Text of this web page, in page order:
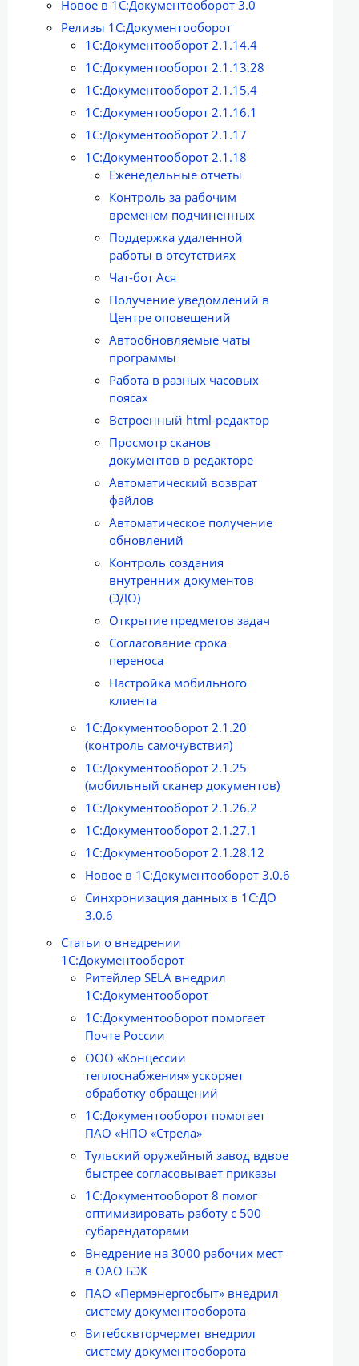
Новое в 1С:Документооборот 3.0
Релизы 1С:Документооборот
1С:Документооборот 2.1.14.4
1С:Документооборот 2.1.13.28
1С:Документооборот 2.1.15.4
1С:Документооборот 2.1.16.1
1С:Документооборот 2.1.17
1С:Документооборот 2.1.18
Еженедельные отчеты
Контроль за рабочим
временем подчиненных
Поддержка удаленной
работы в отсутствиях
Чат-бот Ася
Получение уведомлений в
Центре оповещений
Автообновляемые чаты
программы
Работа в разных часовых
поясах
Встроенный html-редактор
Просмотр сканов
документов в редакторе
Автоматический возврат
файлов
Автоматическое получение
обновлений
Контроль создания
внутренних документов
(ЭДО)
Открытие предметов задач
Согласование срока
переноса
Настройка мобильного
клиента
1С:Документооборот 2.1.20
(контроль самочувствия)
1С:Документооборот 2.1.25
(мобильный сканер документов)
1С:Документооборот 2.1.26.2
1С:Документооборот 2.1.27.1
1С:Документооборот 2.1.28.12
Новое в 1С:Документооборот 3.0.6
Синхронизация данных в 1С:ДО
3.0.6
Статьи о внедрении
1С:Документооборот
Ритейлер SELA внедрил
1С:Документооборот
1С:Документооборот помогает
Почте России
ООО «Концессии
теплоснабжения» ускоряет
обработку обращений
1С:Документооборот помогает
ПАО «НПО «Стрела»
Тульский оружейный завод вдвое
быстрее согласовывает приказы
1С:Документооборот 8 помог
оптимизировать работу с 500
субарендаторами
Внедрение на 3000 рабочих мест
в ОАО БЭК
ПАО «Пермэнергосбыт» внедрил
систему документооборота
Витебсквторчермет внедрил
систему документооборота